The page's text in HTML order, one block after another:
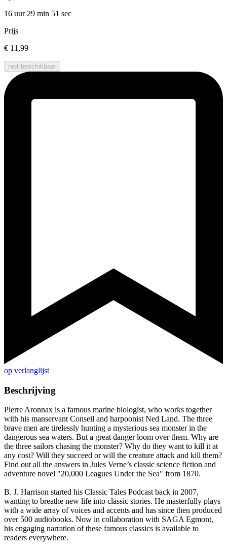
16 uur 29 min 51 sec
Prijs
€ 11,99
niet beschikbaar
op verlanglijst
Beschrijving
Pierre Aronnax is a famous marine biologist, who works together
with his manservant Conseil and harpoonist Ned Land. The three
brave men are tirelessly hunting a mysterious sea monster in the
dangerous sea waters. But a great danger loom over them. Why are
the three sailors chasing the monster? Why do they want to kill it at
any cost? Will they succeed or will the creature attack and kill them?
Find out all the answers in Jules Verne’s classic science fiction and
adventure novel "20,000 Leagues Under the Sea" from 1870.
B. J. Harrison started his Classic Tales Podcast back in 2007,
wanting to breathe new life into classic stories. He masterfully plays
with a wide array of voices and accents and has since then produced
over 500 audiobooks. Now in collaboration with SAGA Egmont,
his engaging narration of these famous classics is available to
readers everywhere.